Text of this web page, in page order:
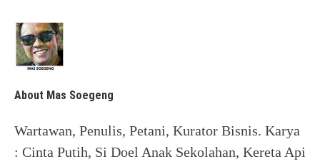
About Mas Soegeng
Wartawan, Penulis, Petani, Kurator Bisnis. Karya
: Cinta Putih, Si Doel Anak Sekolahan, Kereta Api